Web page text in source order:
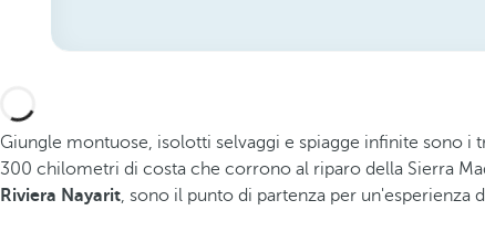
Giungle montuose, isolotti selvaggi e spiagge infinite sono
300 chilometri di costa che corrono al riparo della Sierra
Riviera Nayarit, sono il punto di partenza per